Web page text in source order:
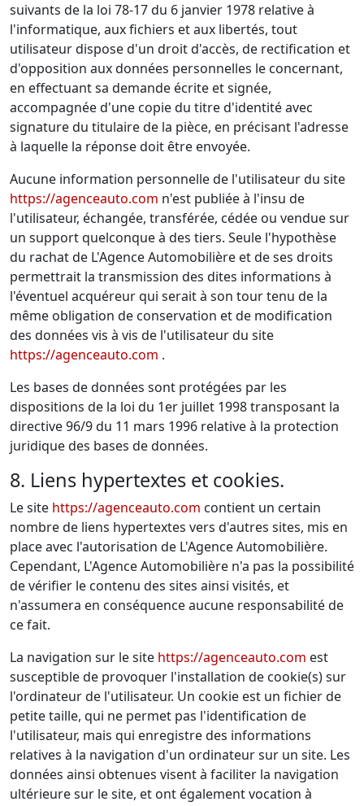
suivants de la loi 78-17 du 6 janvier 1978 relative à
l'informatique, aux fichiers et aux libertés, tout
utilisateur dispose d'un droit d'accès, de rectification et
d'opposition aux données personnelles le concernant,
en effectuant sa demande écrite et signée,
accompagnée d'une copie du titre d'identité avec
signature du titulaire de la pièce, en précisant l'adresse
à laquelle la réponse doit être envoyée.
Aucune information personnelle de l'utilisateur du site
https://agenceauto.com n'est publiée à l'insu de
l'utilisateur, échangée, transférée, cédée ou vendue sur
un support quelconque à des tiers. Seule l'hypothèse
du rachat de L'Agence Automobilière et de ses droits
permettrait la transmission des dites informations à
l'éventuel acquéreur qui serait à son tour tenu de la
même obligation de conservation et de modification
des données vis à vis de l'utilisateur du site
https://agenceauto.com .
Les bases de données sont protégées par les
dispositions de la loi du 1er juillet 1998 transposant la
directive 96/9 du 11 mars 1996 relative à la protection
juridique des bases de données.
8. Liens hypertextes et cookies.
Le site https://agenceauto.com contient un certain
nombre de liens hypertextes vers d'autres sites, mis en
place avec l'autorisation de L'Agence Automobilière.
Cependant, L'Agence Automobilière n'a pas la possibilité
de vérifier le contenu des sites ainsi visités, et
n'assumera en conséquence aucune responsabilité de
ce fait.
La navigation sur le site https://agenceauto.com est
susceptible de provoquer l'installation de cookie(s) sur
l'ordinateur de l'utilisateur. Un cookie est un fichier de
petite taille, qui ne permet pas l'identification de
l'utilisateur, mais qui enregistre des informations
relatives à la navigation d'un ordinateur sur un site. Les
données ainsi obtenues visent à faciliter la navigation
ultérieure sur le site, et ont également vocation à